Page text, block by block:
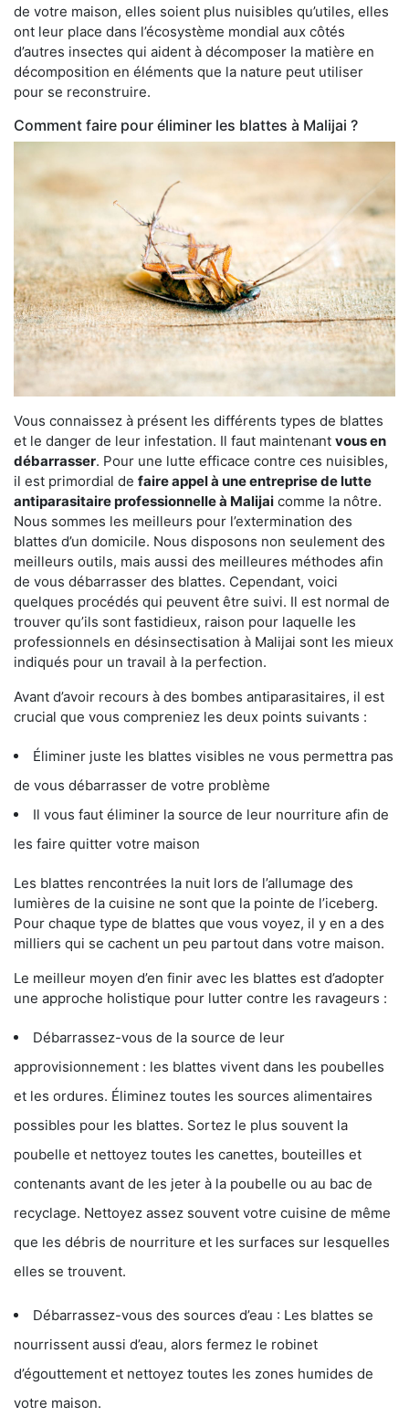
de votre maison, elles soient plus nuisibles qu’utiles, elles
ont leur place dans l’écosystème mondial aux côtés
d’autres insectes qui aident à décomposer la matière en
décomposition en éléments que la nature peut utiliser
pour se reconstruire.
Comment faire pour éliminer les blattes à Malijai ?
Vous connaissez à présent les différents types de blattes
et le danger de leur infestation. Il faut maintenant vous en
débarrasser. Pour une lutte efficace contre ces nuisibles,
il est primordial de faire appel à une entreprise de lutte
antiparasitaire professionnelle à Malijai comme la nôtre.
Nous sommes les meilleurs pour l’extermination des
blattes d’un domicile. Nous disposons non seulement des
meilleurs outils, mais aussi des meilleures méthodes afin
de vous débarrasser des blattes. Cependant, voici
quelques procédés qui peuvent être suivi. Il est normal de
trouver qu’ils sont fastidieux, raison pour laquelle les
professionnels en désinsectisation à Malijai sont les mieux
indiqués pour un travail à la perfection.
Avant d’avoir recours à des bombes antiparasitaires, il est
crucial que vous compreniez les deux points suivants :
Éliminer juste les blattes visibles ne vous permettra pas
de vous débarrasser de votre problème
Il vous faut éliminer la source de leur nourriture afin de
les faire quitter votre maison
Les blattes rencontrées la nuit lors de l’allumage des
lumières de la cuisine ne sont que la pointe de l’iceberg.
Pour chaque type de blattes que vous voyez, il y en a des
milliers qui se cachent un peu partout dans votre maison.
Le meilleur moyen d’en finir avec les blattes est d’adopter
une approche holistique pour lutter contre les ravageurs :
Débarrassez-vous de la source de leur
approvisionnement : les blattes vivent dans les poubelles
et les ordures. Éliminez toutes les sources alimentaires
possibles pour les blattes. Sortez le plus souvent la
poubelle et nettoyez toutes les canettes, bouteilles et
contenants avant de les jeter à la poubelle ou au bac de
recyclage. Nettoyez assez souvent votre cuisine de même
que les débris de nourriture et les surfaces sur lesquelles
elles se trouvent.
Débarrassez-vous des sources d’eau : Les blattes se
nourrissent aussi d’eau, alors fermez le robinet
d’égouttement et nettoyez toutes les zones humides de
votre maison.